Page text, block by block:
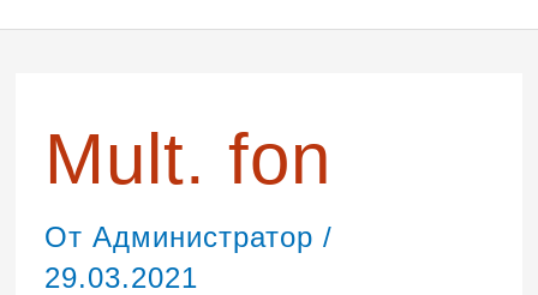
Mult. fon
От Администратор /
29.03.2021
записям